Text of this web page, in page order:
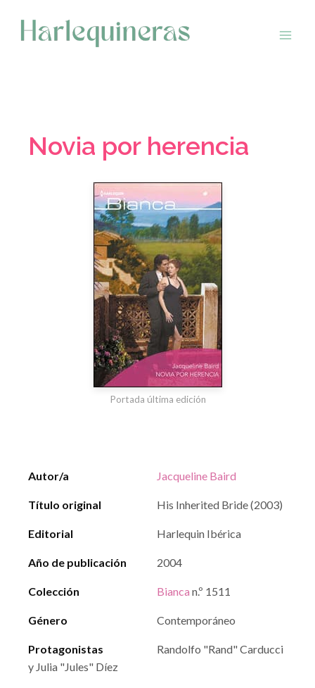
contenido
Novia por herencia
Autor/a Jacqueline Baird
Título original His Inherited Bride (2003)
Editorial Harlequin Ibérica
Año de publicación 2004
Colección Bianca n.º 1511
Género Contemporáneo
Protagonistas
Randolfo "Rand" Carducci
y Julia "Jules" Díez
Portada última edición